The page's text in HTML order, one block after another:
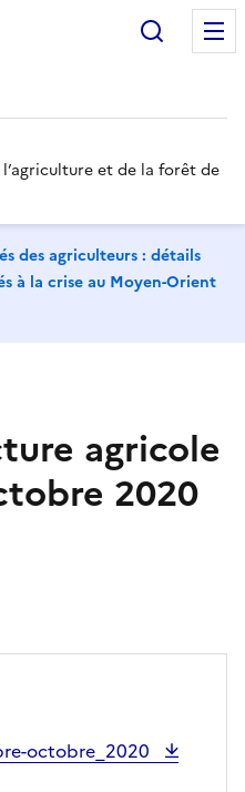
et de la forêt de
des agriculteurs : détails
à la crise au Moyen-Orient
agricole
2020
octobre_2020